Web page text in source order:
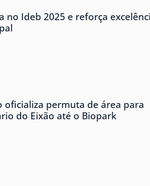
no Ideb 2025 e reforça
oficializa permuta de área para
do Eixão até o Biopark